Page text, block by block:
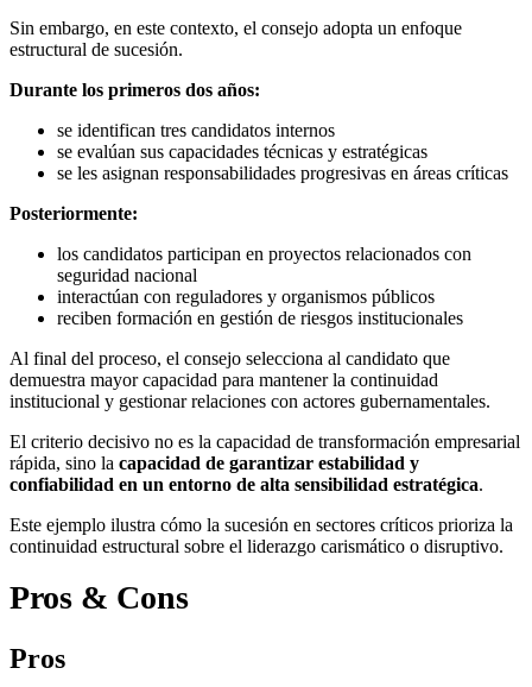
Sin embargo, en este contexto, el consejo adopta un enfoque
estructural de sucesión.
Durante los primeros dos años:
se identifican tres candidatos internos
se evalúan sus capacidades técnicas y estratégicas
se les asignan responsabilidades progresivas en áreas críticas
Posteriormente:
los candidatos participan en proyectos relacionados con
seguridad nacional
interactúan con reguladores y organismos públicos
reciben formación en gestión de riesgos institucionales
Al final del proceso, el consejo selecciona al candidato que
demuestra mayor capacidad para mantener la continuidad
institucional y gestionar relaciones con actores gubernamentales.
El criterio decisivo no es la capacidad de transformación empresarial
rápida, sino la capacidad de garantizar estabilidad y
confiabilidad en un entorno de alta sensibilidad estratégica.
Este ejemplo ilustra cómo la sucesión en sectores críticos prioriza la
continuidad estructural sobre el liderazgo carismático o disruptivo.
Pros & Cons
Pros